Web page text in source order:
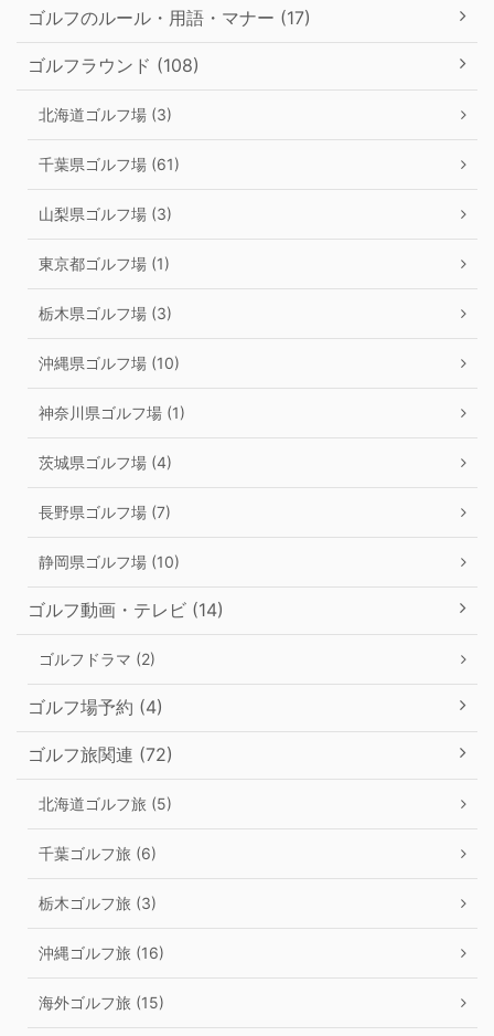
ゴルフのルール・用語・マナー (17)
ゴルフラウンド (108)
北海道ゴルフ場 (3)
千葉県ゴルフ場 (61)
山梨県ゴルフ場 (3)
東京都ゴルフ場 (1)
栃木県ゴルフ場 (3)
沖縄県ゴルフ場 (10)
神奈川県ゴルフ場 (1)
茨城県ゴルフ場 (4)
長野県ゴルフ場 (7)
静岡県ゴルフ場 (10)
ゴルフ動画・テレビ (14)
ゴルフドラマ (2)
ゴルフ場予約 (4)
ゴルフ旅関連 (72)
北海道ゴルフ旅 (5)
千葉ゴルフ旅 (6)
栃木ゴルフ旅 (3)
沖縄ゴルフ旅 (16)
海外ゴルフ旅 (15)